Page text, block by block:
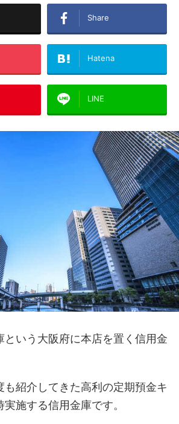
Share
Hatena
LINE
という大阪府に本店を置く信用金
も紹介してきた高利の定期預金キ
施する信用金庫です。